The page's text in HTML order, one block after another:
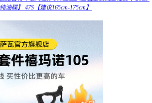
油碟】 47S【建议165cm-175cm】